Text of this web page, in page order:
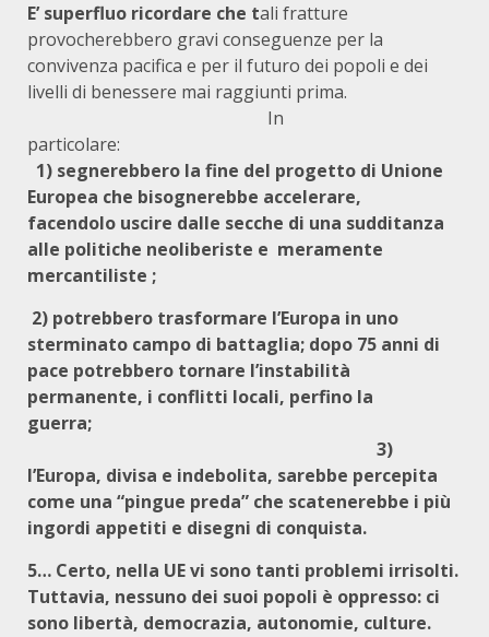
E’ superfluo ricordare che tali fratture
provocherebbero gravi conseguenze per la
convivenza pacifica e per il futuro dei popoli e dei
livelli di benessere mai raggiunti prima.
In
1) segnerebbero la fine del progetto di Unione
Europea che bisognerebbe accelerare,
facendolo uscire dalle secche di una sudditanza
alle politiche neoliberiste e meramente
mercantiliste ;
2) potrebbero trasformare l’Europa in uno
sterminato campo di battaglia; dopo 75 anni di
pace potrebbero tornare l’instabilità
permanente, i conflitti locali, perfino la
guerra;
3)
l’Europa, divisa e indebolita, sarebbe percepita
come una “pingue preda” che scatenerebbe i più
ingordi appetiti e disegni di conquista.
5… Certo, nella UE vi sono tanti problemi irrisolti.
Tuttavia, nessuno dei suoi popoli è oppresso: ci
sono libertà, democrazia, autonomie, culture.